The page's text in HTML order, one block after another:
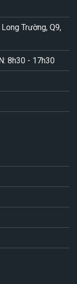
Trường, Q9,
8h30 - 17h30